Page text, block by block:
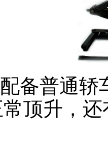
备普通轿
顶升，